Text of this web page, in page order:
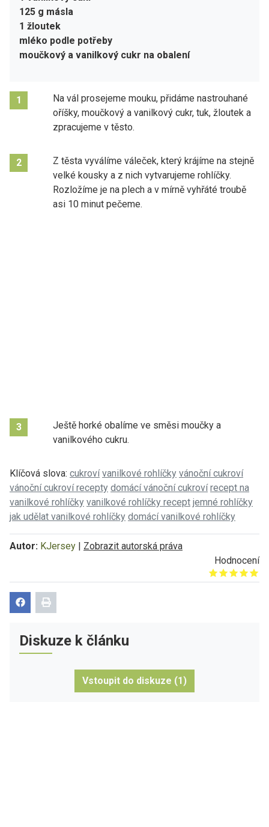
125 g másla
1 žloutek
mléko podle potřeby
moučkový a vanilkový cukr na obalení
1
Na vál prosejeme mouku, přidáme nastrouhané
oříšky, moučkový a vanilkový cukr, tuk, žloutek a
zpracujeme v těsto.
2
Z těsta vyválíme váleček, který krájíme na stejně
velké kousky a z nich vytvarujeme rohlíčky.
Rozložíme je na plech a v mírně vyhřáté troubě
asi 10 minut pečeme.
3
Ještě horké obalíme ve směsi moučky a
vanilkového cukru.
Klíčová slova: cukroví vanilkové rohlíčky vánoční cukroví
vánoční cukroví recepty domácí vánoční cukroví recept na
vanilkové rohlíčky vanilkové rohlíčky recept jemné rohlíčky
jak udělat vanilkové rohlíčky domácí vanilkové rohlíčky
Autor: KJersey | Zobrazit autorská práva
Hodnocení
Give it 1/5
Give it 2/5
Give it 3/5
Give it 4/5
Give it 5/5
Diskuze k článku
Vstoupit do diskuze (1)